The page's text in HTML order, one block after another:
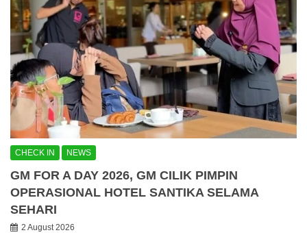
CHECK IN NEWS
GM FOR A DAY 2026, GM CILIK PIMPIN
OPERASIONAL HOTEL SANTIKA SELAMA
SEHARI
2 August 2026